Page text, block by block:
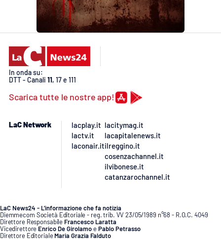
In onda su:
DTT - Canali 11, 17 e 111
Scarica tutte le nostre app!
LaC Network
lacplay.it
lactv.it
laconair.it
lacitymag.it
lacapitalenews.it
ilreggino.it
cosenzachannel.it
ilvibonese.it
catanzarochannel.it
LaC News24 - L’informazione che fa notizia
Diemmecom Società Editoriale - reg. trib. VV 23/05/1989 n°68 - R.O.C. 4049
Direttore Responsabile Francesco Laratta
Vicedirettore Enrico De GirolamoePablo Petrasso
Direttore Editoriale Maria Grazia Falduto